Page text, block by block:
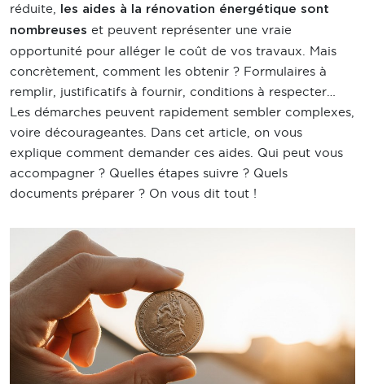
réduite,
les aides à la rénovation énergétique sont
nombreuses et peuvent représenter une vraie
opportunité pour alléger le coût de vos travaux. Mais
concrètement, comment les obtenir ? Formulaires à
remplir, justificatifs à fournir, conditions à respecter…
Les démarches peuvent rapidement sembler complexes,
voire décourageantes. Dans cet article, on vous
explique comment demander ces aides. Qui peut vous
accompagner ? Quelles étapes suivre ? Quels
documents préparer ? On vous dit tout !